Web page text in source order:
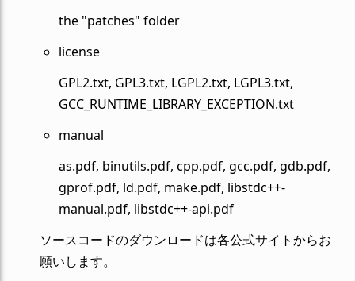
the "patches" folder
license
GPL2.txt, GPL3.txt, LGPL2.txt, LGPL3.txt,
GCC_RUNTIME_LIBRARY_EXCEPTION.txt
manual
as.pdf, binutils.pdf, cpp.pdf, gcc.pdf, gdb.pdf,
gprof.pdf, ld.pdf, make.pdf, libstdc++-
manual.pdf, libstdc++-api.pdf
ソースコードのダウンロードは各公式サイトからお
願いします。